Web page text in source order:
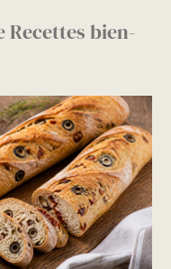
Recettes bien-